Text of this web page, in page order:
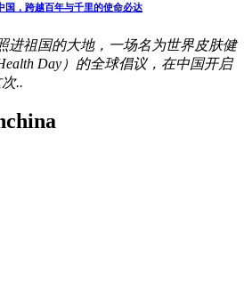
国，跨越百年与千里的使命必达
进祖国的大地，一场名为世界皮肤健
Day）的全球倡议，在中国开启
..